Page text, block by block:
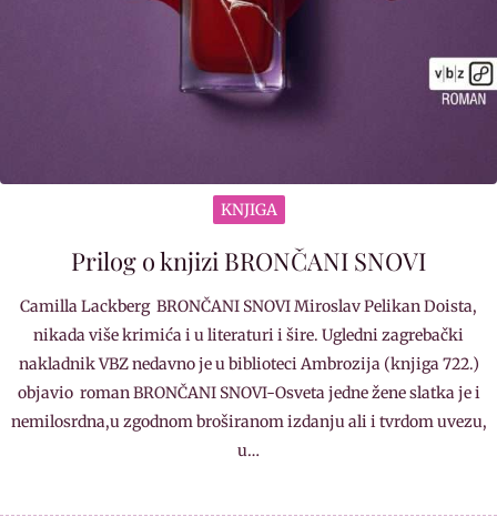
KNJIGA
Prilog o knjizi BRONČANI SNOVI
Camilla Lackberg BRONČANI SNOVI Miroslav Pelikan Doista,
nikada više krimića i u literaturi i šire. Ugledni zagrebački
nakladnik VBZ nedavno je u biblioteci Ambrozija (knjiga 722.)
objavio roman BRONČANI SNOVI-Osveta jedne žene slatka je i
nemilosrdna,u zgodnom broširanom izdanju ali i tvrdom uvezu,
u…